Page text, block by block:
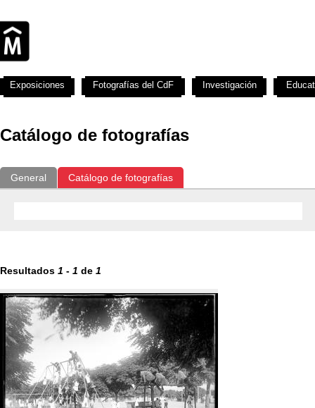
Catálogo de fotografías
General Catálogo de fotografías
Resultados 1 - 1 de 1
Exposiciones Fotografías del CdF Investigación